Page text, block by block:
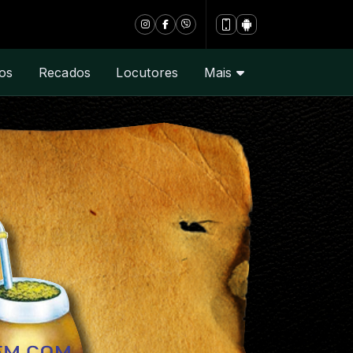
Recados Locutores Mais